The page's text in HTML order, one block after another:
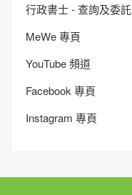
行政書士 - 查詢及委託
MeWe 專頁
YouTube 頻道
Facebook 專頁
Instagram 專頁